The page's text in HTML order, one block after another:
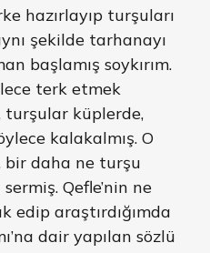
hazırlayıp turşuları
şekilde tarhanayı
başlamış soykırım.
terk etmek
turşular küplerde,
kalakalmış. O
daha ne turşu
Qefle’nin ne
edip araştırdığımda
dair yapılan sözlü